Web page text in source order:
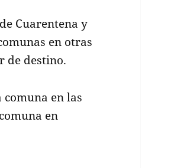
Cuarentena y
en otras
de destino.
en las
en